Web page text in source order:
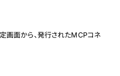
面から、発行されたMCPコネ